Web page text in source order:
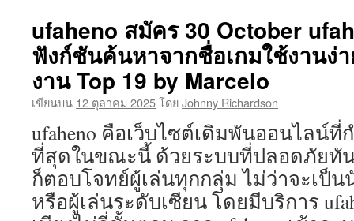
ufaheno สมัคร 30 October
ฟังก์ชันค้นหาจากชื่อเกมใช้งานง่
งาน Top 19 by Marcelo
เขียนบน 12 ตุลาคม 2025โดยJohnny Richardson
ufaheno คือเว็บไซต์เดิมพันออนไลน์ที่
ที่สุดในขณะนี้ ด้วยระบบที่ปลอดภัยทัน
ก็ตอบโจทย์ผู้เล่นทุกกลุ่ม ไม่ว่าจะเป็
หรือผู้เล่นระดับเซียน โดยมีบริการ